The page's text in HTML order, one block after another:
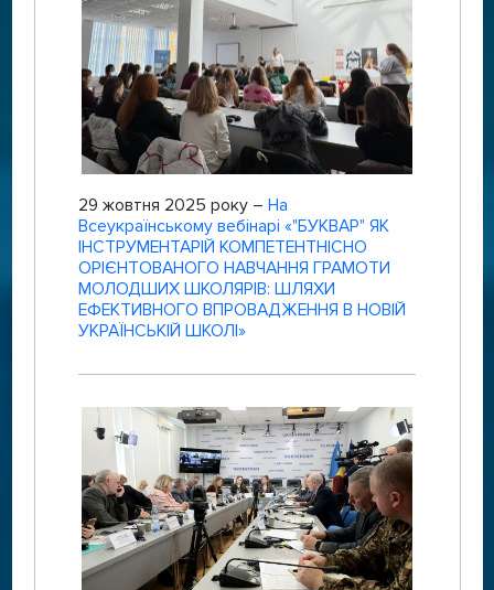
29 жовтня 2025 року – На
Всеукраїнському вебінарі «"БУКВАР" ЯК
ІНСТРУМЕНТАРІЙ КОМПЕТЕНТНІСНО
ОРІЄНТОВАНОГО НАВЧАННЯ ГРАМОТИ
МОЛОДШИХ ШКОЛЯРІВ: ШЛЯХИ
ЕФЕКТИВНОГО ВПРОВАДЖЕННЯ В НОВІЙ
УКРАЇНСЬКІЙ ШКОЛІ»